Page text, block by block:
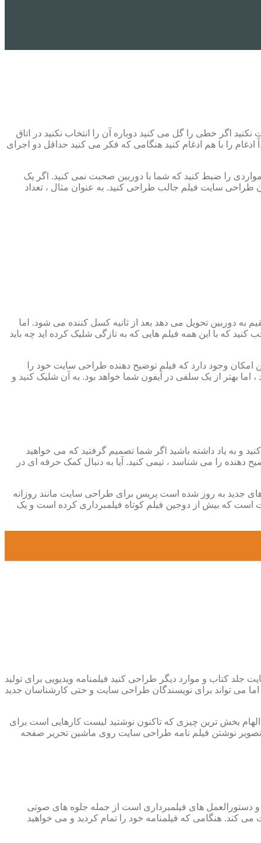
اگر خطی را گل می کنید دوباره آن را انتخاب نکنید در اتاق
را با هم ادغام کنید هنگامی که فکر می کنید حداقل دو اجرای
را ضبط کنید که شما با دوربین صحبت نمی کنید. اگر یک
سایت فیلم جالب طراحی کنید. به عنوان مثال ، تعداد
دوربین تحویل می دهد بعد از ثانیه کسل کننده می شود. اما
که با این همه فیلم هایی که به تازگی شلیک کرده اید چه باید
وجود دارد که فیلم توضیح دهنده طراحی سایت خود را
بهتر از یک سلفی در آیفون شما خواهد بود. به آن شلیک کنید و
و به یاد داشته باشید اگر شما تصمیم گرفتید که می خواهید
را می شناسد ، تیمی کنید. آیا به دنبال کمک حرفه ای در
های جدید به روز شده است پریس برای طراحی سایت مانند روزانه
که بیش از دوجین فیلم کوتاه فیلمبرداری کرده است و یک
کتاب و موارد دیگر طراحی کنید فیلمنامه ویدیویی برای تولید
می تواند برای نویسندگان طراحی سایت و حتی کارشناسان جدید
بخش ترین چیزی که تاکنون نوشتید لیست کارهایی است برای
تصویر نوشتن فیلم نامه طراحی سایت روی ماشین تحریر صفحه
دستورالعمل های فیلمبرداری است از جمله جلوه های صوتی
کند. هنگامی که فیلمنامه خود را تمام کردید و می خواهید